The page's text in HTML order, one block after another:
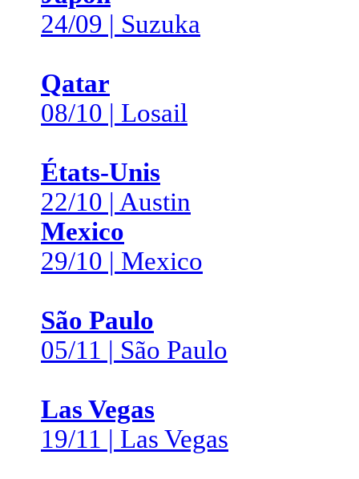
24/09 | Suzuka
Qatar
08/10 | Losail
États-Unis
22/10 | Austin
Mexico
29/10 | Mexico
São Paulo
05/11 | São Paulo
Las Vegas
19/11 | Las Vegas